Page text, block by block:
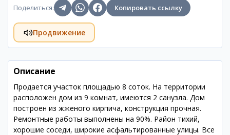
Поделиться: Копировать ссылку
Продвижение
Описание
Продается участок площадью 8 соток. На территории
расположен дом из 9 комнат, имеются 2 санузла. Дом
построен из жженого кирпича, конструкция прочная.
Ремонтные работы выполнены на 90%. Район тихий,
хорошие соседи, широкие асфальтированные улицы. Все